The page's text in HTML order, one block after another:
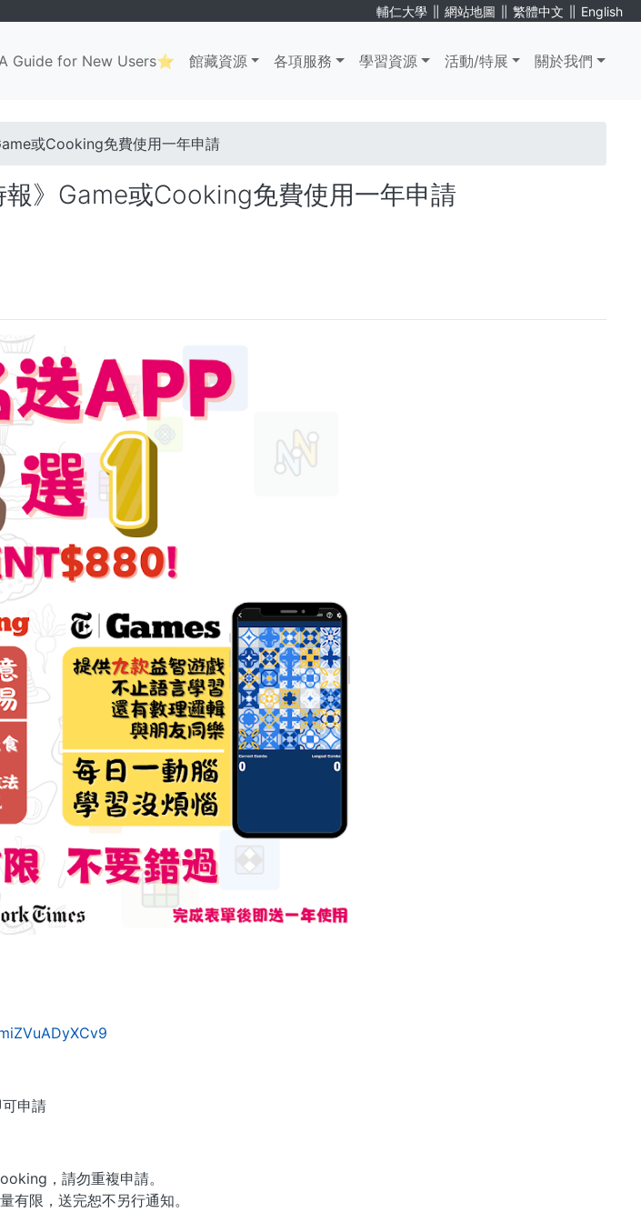
輔仁大學 ∥ 網站地圖 ∥ 繁體中文 ∥ English
Guide for New Users⭐ 館藏資源 各項服務 學習資源 活動/特展 關於我們
或Cooking免費使用一年申請
報》Game或Cooking免費使用一年申請
申請
，請勿重複申請。
有限，送完恕不另行通知。